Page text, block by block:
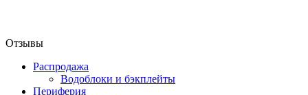
Отзывы
Распродажа
Водоблоки и бэкплейты
Периферия